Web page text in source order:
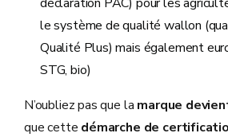
le système de qualité wallon
Qualité Plus) mais également
STG, bio)
N’oubliez pas que la marque
que cette démarche de